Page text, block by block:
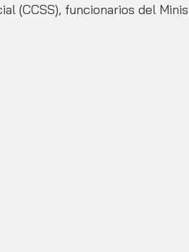
(CCSS), funcionarios del